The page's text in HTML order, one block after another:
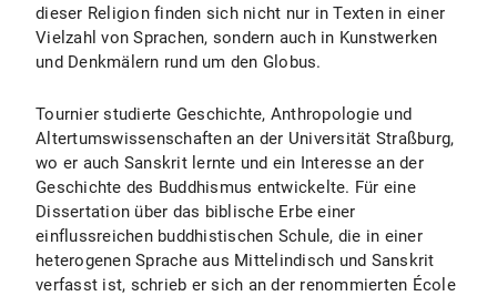
dieser Religion finden sich nicht nur in Texten in einer
Vielzahl von Sprachen, sondern auch in Kunstwerken
und Denkmälern rund um den Globus.
Tournier studierte Geschichte, Anthropologie und
Altertumswissenschaften an der Universität Straßburg,
wo er auch Sanskrit lernte und ein Interesse an der
Geschichte des Buddhismus entwickelte. Für eine
Dissertation über das biblische Erbe einer
einflussreichen buddhistischen Schule, die in einer
heterogenen Sprache aus Mittelindisch und Sanskrit
verfasst ist, schrieb er sich an der renommierten École